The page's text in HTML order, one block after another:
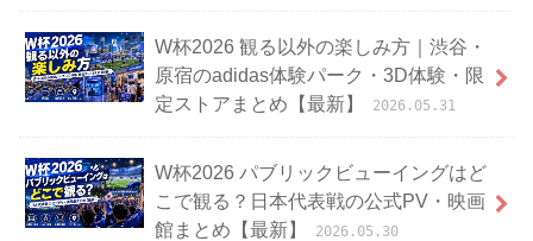
W杯2026 観る以外の楽しみ方｜渋谷・
原宿のadidas体験パーク・3D体験・限
定ストアまとめ【最新】
2026.05.31
W杯2026 パブリックビューイングはど
こで観る？日本代表戦の公式PV・映画
館まとめ【最新】
2026.05.30